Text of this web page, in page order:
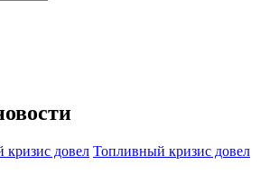
Топливный кризис довел